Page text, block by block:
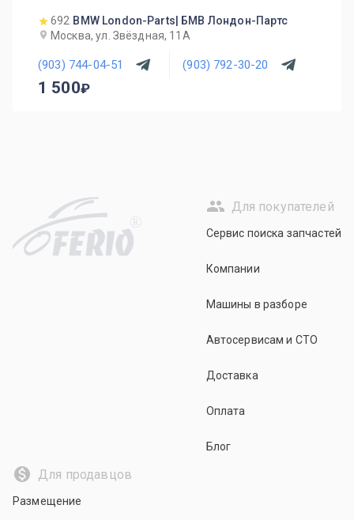
692 BMW London-Parts| БМВ Лондон-Партс
Москва, ул. Звёздная, 11А
(903) 744-04-51 (903) 792-30-20
1 500
R
Для покупателей
Сервис поиска запчастей
Компании
Машины в разборе
Автосервисам и СТО
Доставка
Оплата
Блог
Для продавцов
Размещение